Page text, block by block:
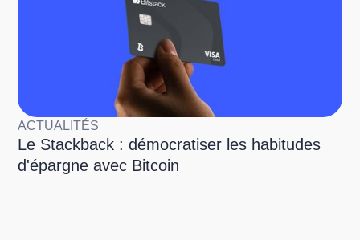
ACTUALITÉS
Le Stackback : démocratiser les habitudes
d'épargne avec Bitcoin